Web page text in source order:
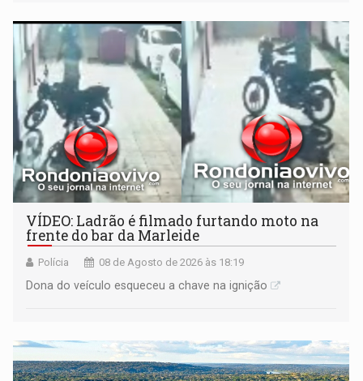
VÍDEO: Ladrão é filmado furtando moto na
frente do bar da Marleide
Polícia 08 de Agosto de 2026 às 18:19
Dona do veículo esqueceu a chave na ignição